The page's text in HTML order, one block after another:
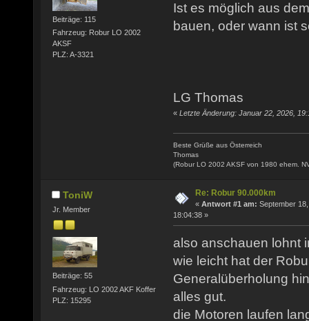
Beiträge: 115
Fahrzeug: Robur LO 2002
AKSF
PLZ: A-3321
Ist es möglich aus
bauen, oder wann ist
LG Thomas
« Letzte Änderung: Januar 22, 2026,
Beste Grüße aus Österreich
Thomas
(Robur LO 2002 AKSF von 1980 ehem.
ToniW
Jr. Member
Beiträge: 55
Fahrzeug: LO 2002 AKF Koffer
PLZ: 15295
Re: Robur 90.000km
« Antwort #1 am: September
18:04:38 »
also anschauen lohnt
wie leicht hat der
Generalüberholung
alles gut.
die Motoren laufen